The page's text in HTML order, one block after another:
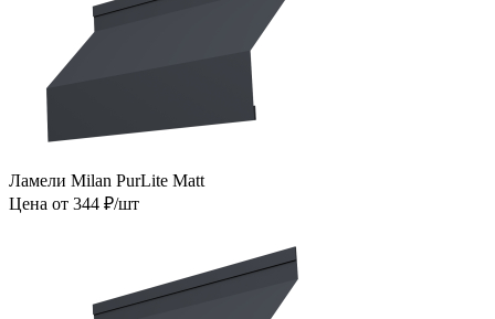
Ламели Milan PurLite Matt
Цена от 344 ₽/шт